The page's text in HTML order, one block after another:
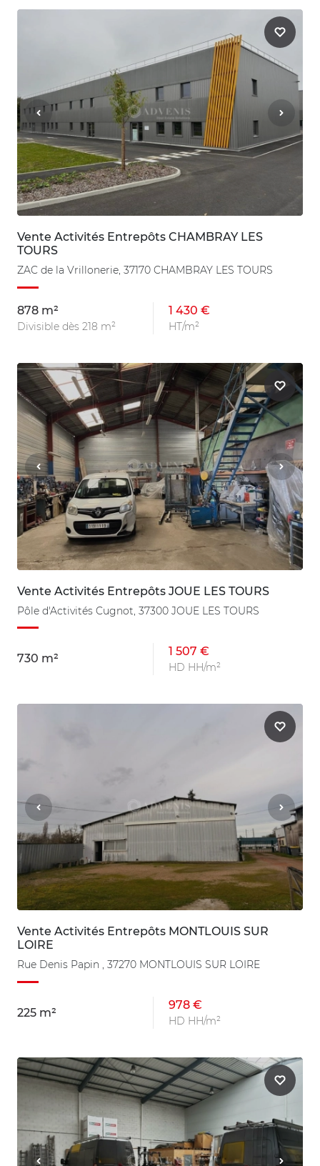
Vente Activités Entrepôts CHAMBRAY LES
TOURS
ZAC de la Vrillonerie, 37170 CHAMBRAY LES TOURS
878 m²
Divisible dès 218 m²
1 430 €
HT/m²
Vente Activités Entrepôts JOUE LES TOURS
Pôle d'Activités Cugnot, 37300 JOUE LES TOURS
730 m²
1 507 €
HD HH/m²
Vente Activités Entrepôts MONTLOUIS SUR
LOIRE
Rue Denis Papin , 37270 MONTLOUIS SUR LOIRE
225 m²
978 €
HD HH/m²